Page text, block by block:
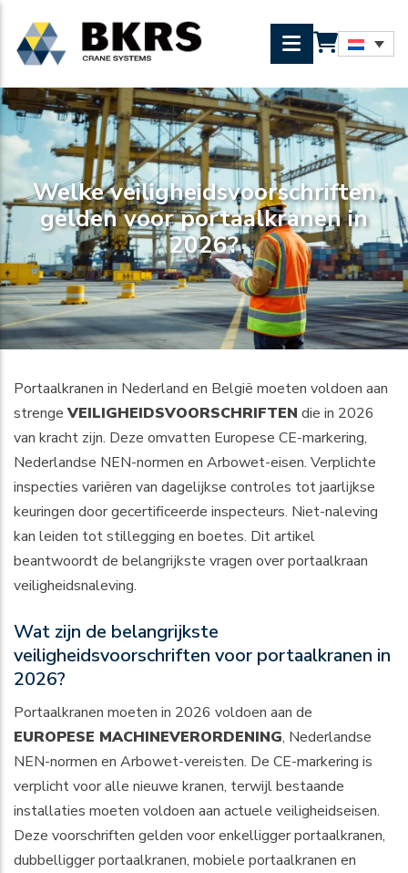
Welke veiligheidsvoorschriften
gelden voor portaalkranen in
2026?
Portaalkranen in Nederland en België moeten voldoen aan
strengeVEILIGHEIDSVOORSCHRIFTEN die in 2026
van kracht zijn. Deze omvatten Europese CE-markering,
Nederlandse NEN-normen en Arbowet-eisen. Verplichte
inspecties variëren van dagelijkse controles tot jaarlijkse
keuringen door gecertificeerde inspecteurs. Niet-naleving
kan leiden tot stillegging en boetes. Dit artikel
beantwoordt de belangrijkste vragen over portaalkraan
veiligheidsnaleving.
Wat zijn de belangrijkste
veiligheidsvoorschriften voor portaalkranen in
2026?
Portaalkranen moeten in 2026 voldoen aan de
EUROPESE MACHINEVERORDENING, Nederlandse
NEN-normen en Arbowet-vereisten. De CE-markering is
verplicht voor alle nieuwe kranen, terwijl bestaande
installaties moeten voldoen aan actuele veiligheidseisen.
Deze voorschriften gelden voor enkelligger portaalkranen,
dubbelligger portaalkranen, mobiele portaalkranen en